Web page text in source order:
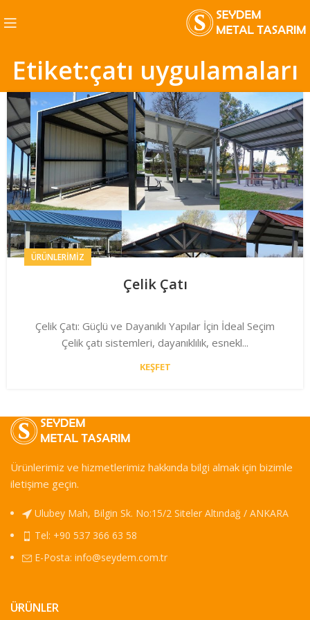
Etiket:çatı uygulamaları
ÜRÜNLERIMIZ
Çelik Çatı
Çelik Çatı: Güçlü ve Dayanıklı Yapılar İçin İdeal Seçim
Çelik çatı sistemleri, dayanıklılık, esnekl...
KEŞFET
Ürünlerimiz ve hizmetlerimiz hakkında bilgi almak için bizimle
iletişime geçin.
Ulubey Mah, Bilgin Sk. No:15/2 Siteler Altındağ / ANKARA
Tel: +90 537 366 63 58
E-Posta: info@seydem.com.tr
ÜRÜNLER